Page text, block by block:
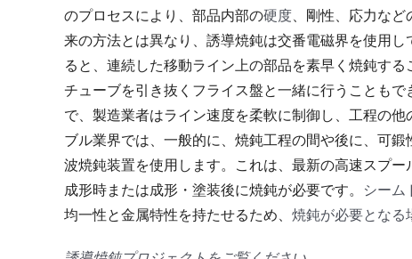
のプロセスにより、部品内部の硬度、剛性、応力など
来の方法とは異なり、誘導焼鈍は交番電磁界を使用
ると、連続した移動ライン上の部品を素早く焼鈍す
チューブを引き抜くフライス盤と一緒に行うことも
で、製造業者はライン速度を柔軟に制御し、工程の
ブル業界では、一般的に、焼鈍工程の間や後に、可
波焼鈍装置を使用します。これは、最新の高速スプ
成形時または成形・塗装後に焼鈍が必要です。
シーム
均一性と金属特性を持たせるため、 焼鈍が必要となる